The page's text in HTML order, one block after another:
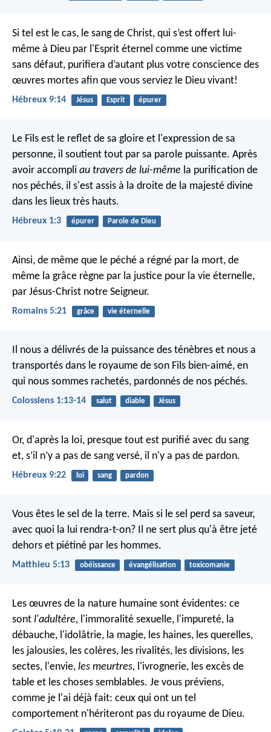
Si tel est le cas, le sang de Christ, qui s’est offert lui-
même à Dieu par l'Esprit éternel comme une victime
sans défaut, purifiera d’autant plus votre conscience des
œuvres mortes afin que vous serviez le Dieu vivant!
Hébreux 9:14 Jésus Esprit épurer
Le Fils est le reflet de sa gloire et l'expression de sa
personne, il soutient tout par sa parole puissante. Après
avoir accompli au travers de lui-même la purification de
nos péchés, il s'est assis à la droite de la majesté divine
dans les lieux très hauts.
Hébreux 1:3 épurer Parole de Dieu
Ainsi, de même que le péché a régné par la mort, de
même la grâce règne par la justice pour la vie éternelle,
par Jésus-Christ notre Seigneur.
Romains 5:21 grâce vie éternelle
Il nous a délivrés de la puissance des ténèbres et nous a
transportés dans le royaume de son Fils bien-aimé, en
qui nous sommes rachetés, pardonnés de nos péchés.
Colossiens 1:13-14 salut diable Jésus
Or, d'après la loi, presque tout est purifié avec du sang
et, s’il n’y a pas de sang versé, il n'y a pas de pardon.
Hébreux 9:22 loi sang pardon
Vous êtes le sel de la terre. Mais si le sel perd sa saveur,
avec quoi la lui rendra-t-on? Il ne sert plus qu'à être jeté
dehors et piétiné par les hommes.
Matthieu 5:13 obéissance évangélisation toxicomanie
Les œuvres de la nature humaine sont évidentes: ce
sont l'adultère, l'immoralité sexuelle, l'impureté, la
débauche, l'idolâtrie, la magie, les haines, les querelles,
les jalousies, les colères, les rivalités, les divisions, les
sectes, l'envie, les meurtres, l'ivrognerie, les excès de
table et les choses semblables. Je vous préviens,
comme je l'ai déjà fait: ceux qui ont un tel
comportement n'hériteront pas du royaume de Dieu.